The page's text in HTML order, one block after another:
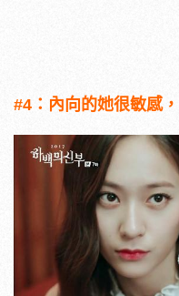
#4：內向的她很敏感